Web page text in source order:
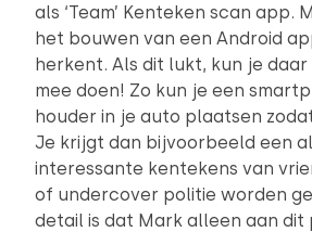
als ‘Team’ Kenteken scan app.
het bouwen van een Android
herkent. Als dit lukt, kun je daar
mee doen! Zo kun je een
houder in je auto plaatsen
Je krijgt dan bijvoorbeeld een
interessante kentekens van
of undercover politie worden
detail is dat Mark alleen aan